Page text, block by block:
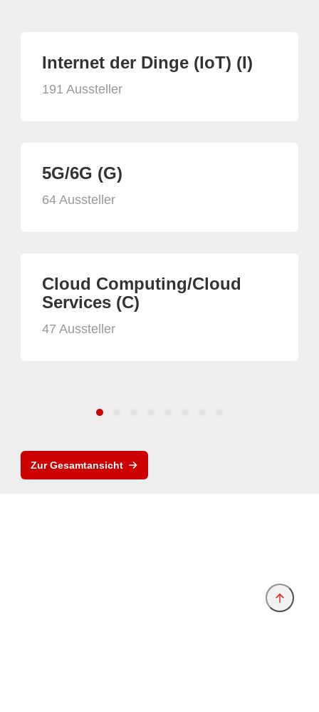
Internet der Dinge (IoT) (I)
191 Aussteller
5G/6G (G)
64 Aussteller
Cloud Computing/Cloud
Services (C)
47 Aussteller
Zur Gesamtansicht